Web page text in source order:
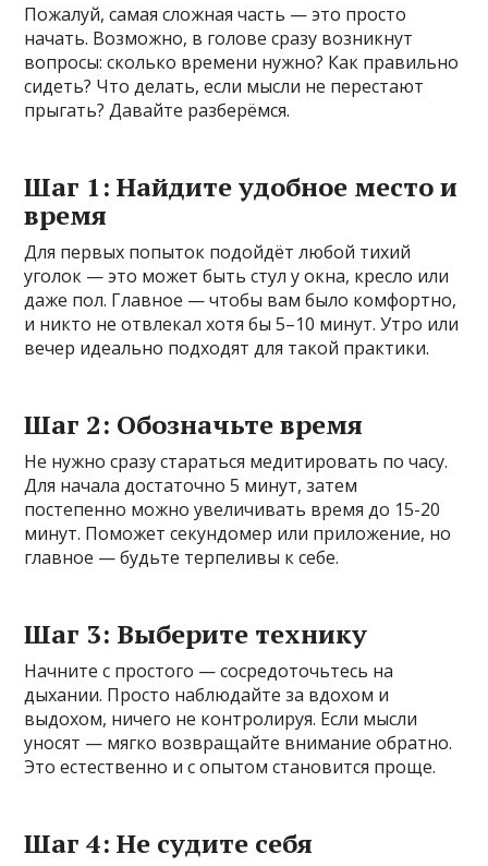
Пожалуй, самая сложная часть — это просто
начать. Возможно, в голове сразу возникнут
вопросы: сколько времени нужно? Как правильно
сидеть? Что делать, если мысли не перестают
прыгать? Давайте разберёмся.
Шаг 1: Найдите удобное место и
время
Для первых попыток подойдёт любой тихий
уголок — это может быть стул у окна, кресло или
даже пол. Главное — чтобы вам было комфортно,
и никто не отвлекал хотя бы 5–10 минут. Утро или
вечер идеально подходят для такой практики.
Шаг 2: Обозначьте время
Не нужно сразу стараться медитировать по часу.
Для начала достаточно 5 минут, затем
постепенно можно увеличивать время до 15-20
минут. Поможет секундомер или приложение, но
главное — будьте терпеливы к себе.
Шаг 3: Выберите технику
Начните с простого — сосредоточьтесь на
дыхании. Просто наблюдайте за вдохом и
выдохом, ничего не контролируя. Если мысли
уносят — мягко возвращайте внимание обратно.
Это естественно и с опытом становится проще.
Шаг 4: Не судите себя